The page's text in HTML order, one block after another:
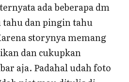
ada beberapa dm
dan pingin tahu
storynya memang
dan cukupkan
aja. Padahal udah foto